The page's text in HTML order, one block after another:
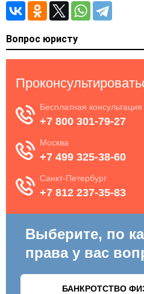
Вопрос юристу